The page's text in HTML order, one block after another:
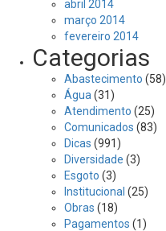
abril 2014
março 2014
fevereiro 2014
Categorias
Abastecimento (58)
Água (31)
Atendimento (25)
Comunicados (83)
Dicas (991)
Diversidade (3)
Esgoto (3)
Institucional (25)
Obras (18)
Pagamentos (1)